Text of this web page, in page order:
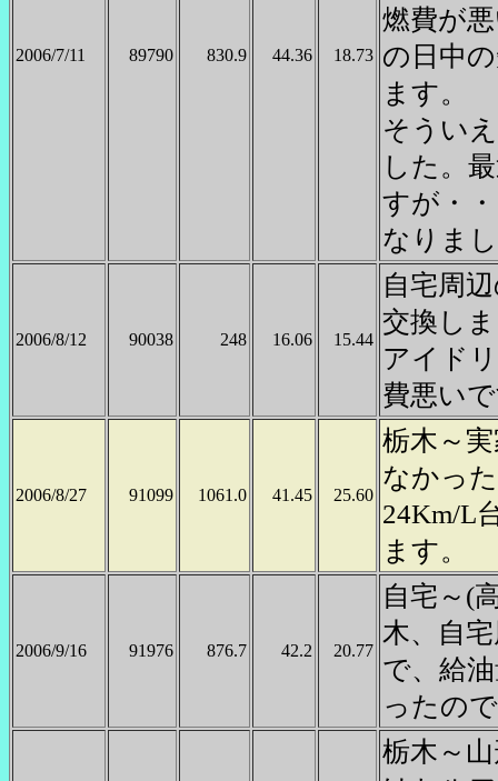
2006/7/11 89790 830.9 44.36 18.73
燃費が
の日中
ます。
そうい
した。
すが・
なりま
2006/8/12 90038 248 16.06 15.44
自宅周
交換し
アイド
費悪い
2006/8/27 91099 1061.0 41.45 25.60
栃木～
なかっ
24Km/L
ます。
2006/9/16 91976 876.7 42.2 20.77
自宅～(
木、自
で、給
ったの
栃木～